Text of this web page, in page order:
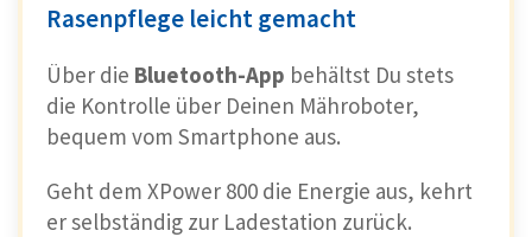
Rasenpflege leicht gemacht
Über die Bluetooth-App behältst Du stets
die Kontrolle über Deinen Mähroboter,
bequem vom Smartphone aus.
Geht dem XPower 800 die Energie aus, kehrt
er selbständig zur Ladestation zurück.